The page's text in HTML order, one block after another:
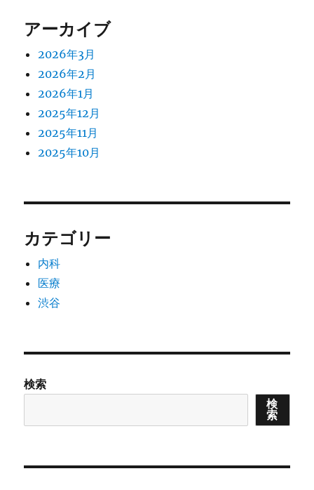
アーカイブ
2026年3月
2026年2月
2026年1月
2025年12月
2025年11月
2025年10月
カテゴリー
内科
医療
渋谷
検索
検
索